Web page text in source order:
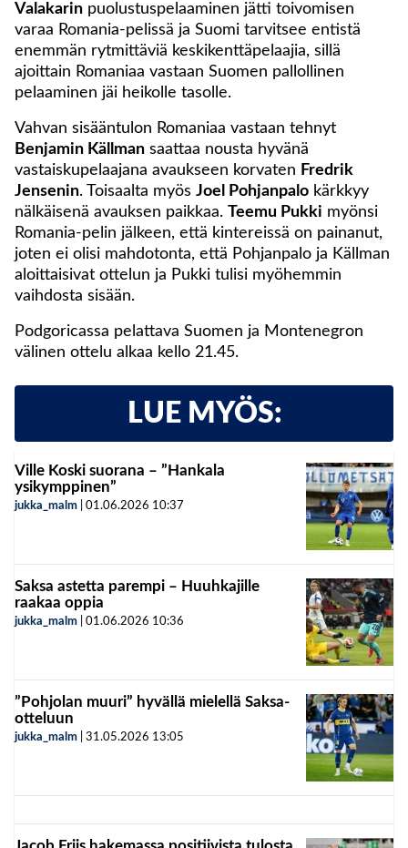
Valakarin puolustuspelaaminen jätti toivomisen
varaa Romania-pelissä ja Suomi tarvitsee entistä
enemmän rytmittäviä keskikenttäpelaajia, sillä
ajoittain Romaniaa vastaan Suomen pallollinen
pelaaminen jäi heikolle tasolle.
Vahvan sisääntulon Romaniaa vastaan tehnyt
Benjamin Källman saattaa nousta hyvänä
vastaiskupelaajana avaukseen korvaten Fredrik
Jensenin. Toisaalta myös Joel Pohjanpalo kärkkyy
nälkäisenä avauksen paikkaa. Teemu Pukki myönsi
Romania-pelin jälkeen, että kintereissä on painanut,
joten ei olisi mahdotonta, että Pohjanpalo ja Källman
aloittaisivat ottelun ja Pukki tulisi myöhemmin
vaihdosta sisään.
Podgoricassa pelattava Suomen ja Montenegron
välinen ottelu alkaa kello 21.45.
LUE MYÖS:
Ville Koski suorana – ”Hankala
ysikymppinen”
jukka_malm 01.06.2026 10:37
Saksa astetta parempi – Huuhkajille
raakaa oppia
jukka_malm 01.06.2026 10:36
”Pohjolan muuri” hyvällä mielellä Saksa-
otteluun
jukka_malm 31.05.2026 13:05